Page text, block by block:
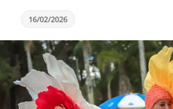
16/02/2026